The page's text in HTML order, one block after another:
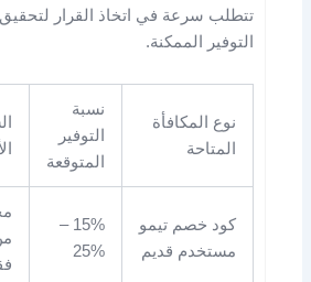
تتطلب سرعة في اتخاذ القرار
التوفير الممكنة.
نوع المكافأة
المتاحة
نسبة
التوفير
المتوقعة
كود خصم تيمو
مستخدم قديم
15% –
25%